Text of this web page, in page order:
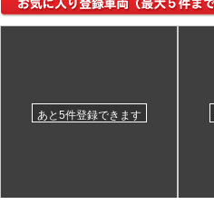
あと5件登録できます